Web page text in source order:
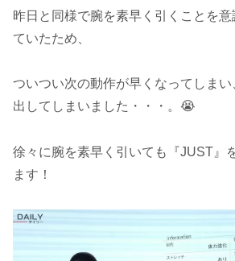
昨日と同様で腕を素早く引くことを
ていたため、
ついつい次の動作が早くなってしまい
出してしまいました・・・。😭
徐々に腕を素早く引いても『JUST』
ます！